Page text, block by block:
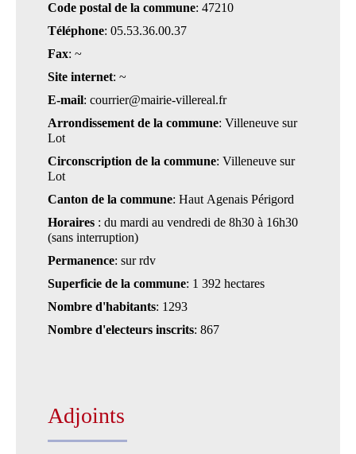
Code postal de la commune: 47210
Téléphone: 05.53.36.00.37
Fax: ~
Site internet: ~
E-mail: courrier@mairie-villereal.fr
Arrondissement de la commune: Villeneuve sur
Lot
Circonscription de la commune: Villeneuve sur
Lot
Canton de la commune: Haut Agenais Périgord
Horaires : du mardi au vendredi de 8h30 à 16h30
(sans interruption)
Permanence: sur rdv
Superficie de la commune: 1 392 hectares
Nombre d'habitants: 1293
Nombre d'electeurs inscrits: 867
Adjoints